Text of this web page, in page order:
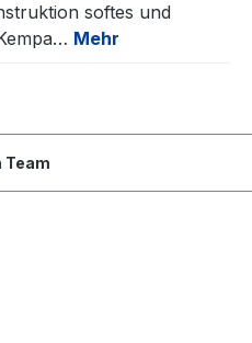
softes und
Mehr
Team